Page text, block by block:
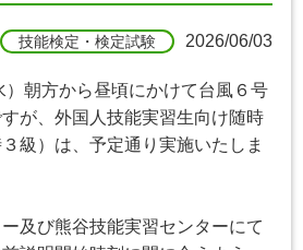
技能検定・検定試験 2026/06/03
）朝方から昼頃にかけて台風６号
が、外国人技能実習生向け随時
級）は、予定通り実施いたしま
及び熊谷技能実習センターにて